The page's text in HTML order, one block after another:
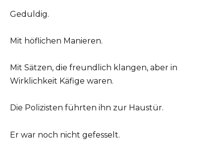
Geduldig.
Mit höflichen Manieren.
Mit Sätzen, die freundlich klangen, aber in
Wirklichkeit Käfige waren.
Die Polizisten führten ihn zur Haustür.
Er war noch nicht gefesselt.